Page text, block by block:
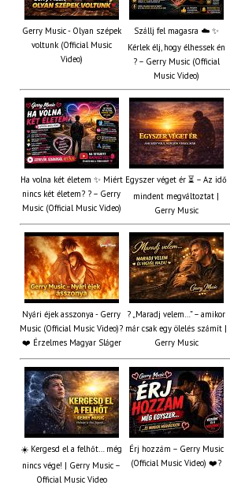
Gerry Music - Olyan szépek
voltunk (Official Music
Video)
Szállj fel magasra ☁️ ✨
Kérlek élj, hogy élhessek én
? – Gerry Music (Official
Music Video)
Ha volna két életem ✨ Miért
nincs két életem? ? – Gerry
Music (Official Music Video)
Egyszer véget ér ⏳ – Az idő
mindent megváltoztat |
Gerry Music
Nyári éjek asszonya - Gerry
Music (Official Music Video)?
❤️ Érzelmes Magyar Sláger
? „Maradj velem…” – amikor
már csak egy ölelés számít |
Gerry Music
☀️ Kergesd el a felhőt… még
nincs vége! | Gerry Music –
Official Music Video
Érj hozzám – Gerry Music
(Official Music Video) ❤️?